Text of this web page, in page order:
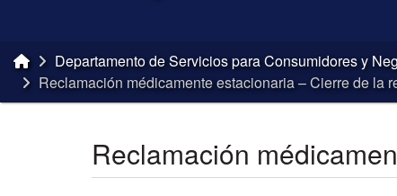
You are here:Departamento de Servicios para Consumidores y
Reclamación médicamente estacionaria – Cierre de la
Reclamación